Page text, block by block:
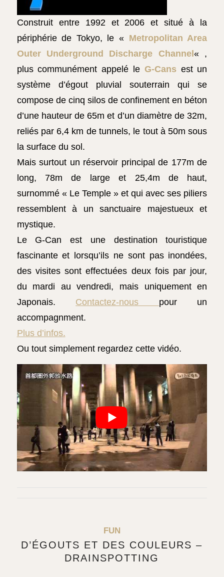
Construit entre 1992 et 2006 et situé à la
périphérie de Tokyo, le « Metropolitan Area
Outer Underground Discharge Channel« ,
plus communément appelé le G-Cans est un
système d’égout pluvial souterrain qui se
compose de cinq silos de confinement en béton
d’une hauteur de 65m et d’un diamètre de 32m,
reliés par 6,4 km de tunnels, le tout à 50m sous
la surface du sol.
Mais surtout un réservoir principal de 177m de
long, 78m de large et 25,4m de haut,
surnommé « Le Temple » et qui avec ses piliers
ressemblent à un sanctuaire majestueux et
mystique.
Le G-Can est une destination touristique
fascinante et lorsqu’ils ne sont pas inondées,
des visites sont effectuées deux fois par jour,
du mardi au vendredi, mais uniquement en
Japonais. Contactez-nous pour un
accompagnment.
Plus d’infos.
Ou tout simplement regardez cette vidéo.
FUN
D’ÉGOUTS ET DES COULEURS –
DRAINSPOTTING